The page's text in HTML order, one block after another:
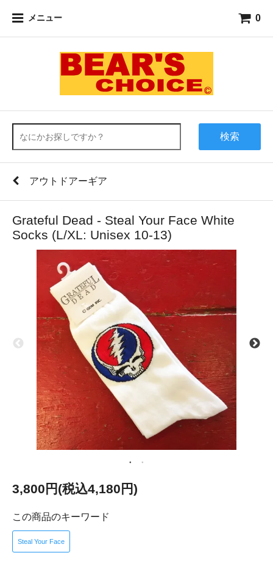
メニュー 0
検索
アウトドアーギア
Grateful Dead - Steal Your Face White
Socks (L/XL: Unisex 10-13)
3,800円(税込4,180円)
この商品のキーワード
Steal Your Face